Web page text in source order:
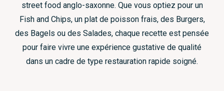
street food anglo-saxonne. Que vous optiez pour un
Fish and Chips, un plat de poisson frais, des Burgers,
des Bagels ou des Salades, chaque recette est pensée
pour faire vivre une expérience gustative de qualité
dans un cadre de type restauration rapide soigné.